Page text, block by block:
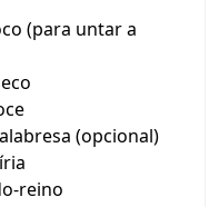
(para untar a
(opcional)
reino